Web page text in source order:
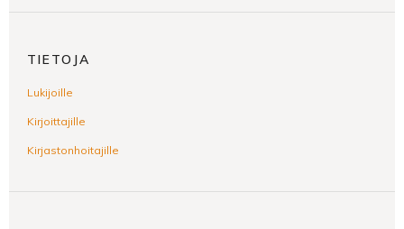
TIETOJA
Lukijoille
Kirjoittajille
Kirjastonhoitajille